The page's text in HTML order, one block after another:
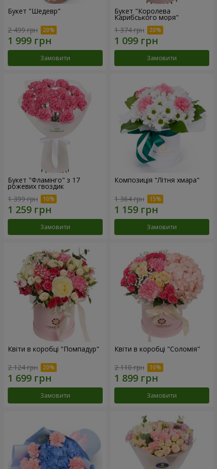
Букет "Шедевр"
2 499 грн
Замовити
Букет "Королева
Карибського моря"
1 374 грн
Замовити
Букет "Фламінго" з 17
рожевих гвоздик
1 399 грн
Замовити
Композиція "Літня хмара"
1 364 грн
Замовити
Квіти в коробці "Помпадур"
2 124 грн
Замовити
Квіти в коробці "Соломія"
2 110 грн
Замовити